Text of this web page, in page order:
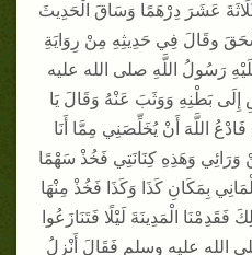
عَشَرَ دِرْهَمًا وَسَاقَ الْحَدِيثَ
وقَالَ فِي حَدِيثِهِ مِنْ رِوَايَةِ
رَسُولُ اللَّهِ صلى الله عليه
بَطْنِهِ وَوَثَبَ عَنْهُ وَقَالَ يَا
اللَّهَ أَنْ يُخَلِّصَنِي مِمَّا أَنَا
وَهَذِهِ كِنَانَتِي فَخُذْ سَهْمًا
بِمَكَانِ كَذَا وَكَذَا فَخُذْ مِنْهَا
الْمَدِينَةَ لَيْلًا فَتَنَازَعُوا
الله عليه وسلم فَقَالَ أَنْزِلُ